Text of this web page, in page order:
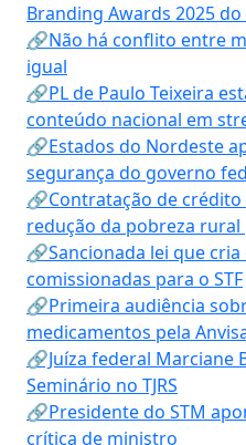
Branding Awards 2025
🔗Não há conflito entre
igual
🔗PL de Paulo Teixeira
conteúdo nacional em
🔗Estados do Nordeste
segurança do governo
🔗Contratação de crédito
redução da pobreza rural
🔗Sancionada lei que
comissionadas para o STF
🔗Primeira audiência
medicamentos pela
🔗Juíza federal Marciane
Seminário no TJRS
🔗Presidente do STM
crítica de ministro